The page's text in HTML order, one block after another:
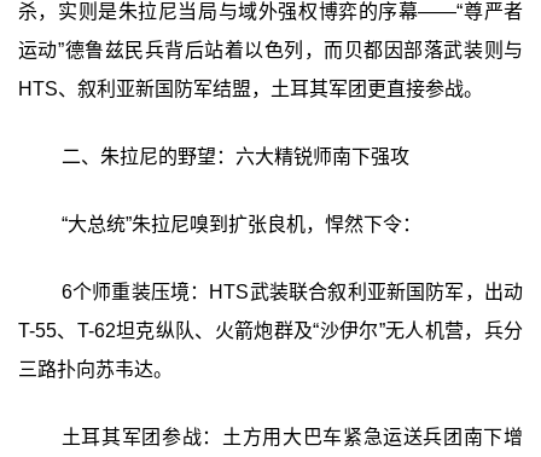
杀，实则是朱拉尼当局与域外强权博弈的序幕——“尊严者
运动”德鲁兹民兵背后站着以色列，而贝都因部落武装则与
HTS、叙利亚新国防军结盟，土耳其军团更直接参战。
二、朱拉尼的野望：六大精锐师南下强攻
“大总统”朱拉尼嗅到扩张良机，悍然下令：
6个师重装压境：HTS武装联合叙利亚新国防军，出动
T-55、T-62坦克纵队、火箭炮群及“沙伊尔”无人机营，兵分
三路扑向苏韦达。
土耳其军团参战：土方用大巴车紧急运送兵团南下增